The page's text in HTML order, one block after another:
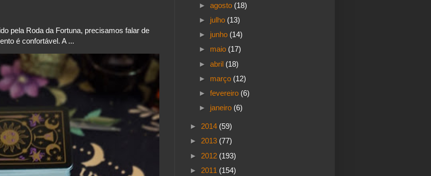
pela Roda da Fortuna, precisamos falar de
é confortável. A ...
► agosto (18)
► julho (13)
► junho (14)
► maio (17)
► abril (18)
► março (12)
► fevereiro (6)
► janeiro (6)
► 2014 (59)
► 2013 (77)
► 2012 (193)
► 2011 (154)